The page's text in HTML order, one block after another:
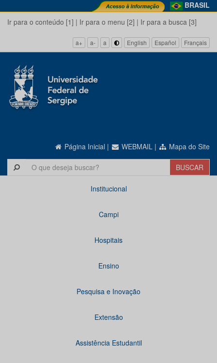
BRASIL
Ir para o conteúdo [1] | Ir para o menu [2] | Ir para a busca [3]
a+ a- a English Español Français
Página Inicial | WEBMAIL | Mapa do Site
Institucional
Campi
Hospitais
Ensino
Pesquisa e Inovação
Extensão
Assistência Estudantil